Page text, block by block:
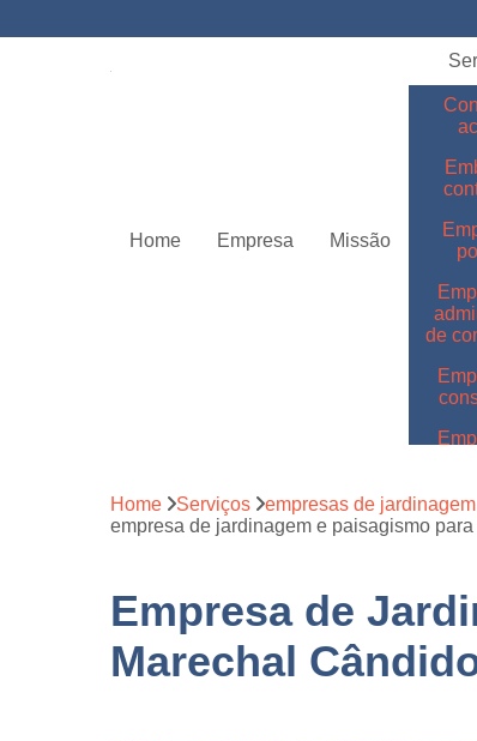
Home Empresa Missão
de
Home Serviços empresas de jardinagem
empresa de jardinagem e paisagismo
Empresa de
Marechal